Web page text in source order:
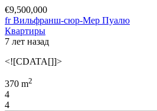
€9,500,000
fr Вильфранш-сюр-Мер Пуалю
Квартиры
7 лет назад
<![CDATA[]]>
370 m2
4
4